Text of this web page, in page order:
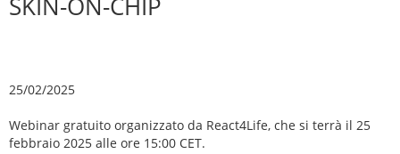
25/02/2025
Webinar gratuito organizzato da React4Life, che si terrà il 25
febbraio 2025 alle ore 15:00 CET.